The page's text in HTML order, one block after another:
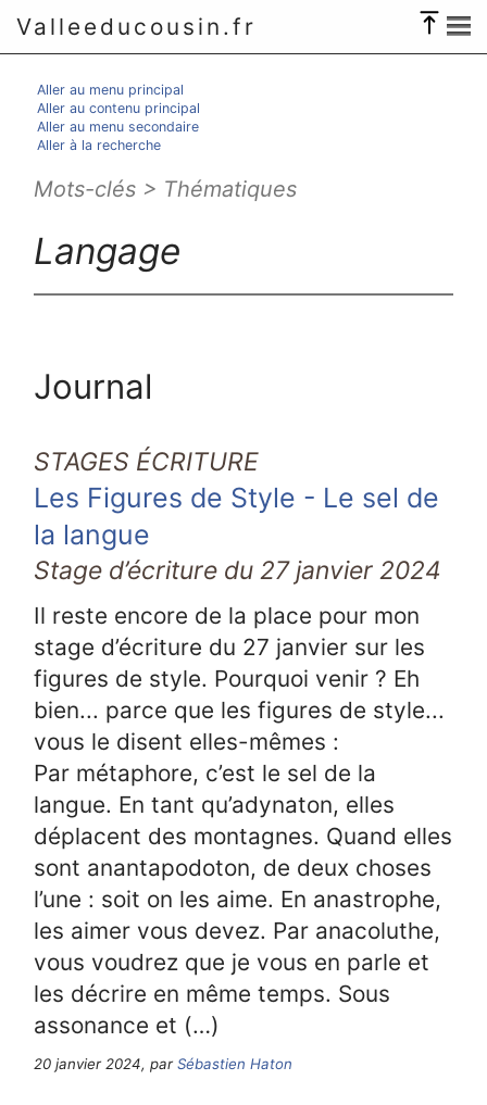
Valleeducousin.fr
Aller au menu principal
Aller au contenu principal
Aller au menu secondaire
Aller à la recherche
Mots-clés > Thématiques
Langage
Journal
STAGES ÉCRITURE
Les Figures de Style - Le sel de
la langue
Stage d’écriture du 27 janvier 2024
Il reste encore de la place pour mon
stage d’écriture du 27 janvier sur les
figures de style. Pourquoi venir ? Eh
bien... parce que les figures de style...
vous le disent elles-mêmes :
Par métaphore, c’est le sel de la
langue. En tant qu’adynaton, elles
déplacent des montagnes. Quand elles
sont anantapodoton, de deux choses
l’une : soit on les aime. En anastrophe,
les aimer vous devez. Par anacoluthe,
vous voudrez que je vous en parle et
les décrire en même temps. Sous
assonance et (…)
20 janvier 2024, parSébastien Haton